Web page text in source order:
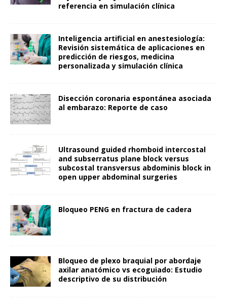
referencia en simulación clínica
Inteligencia artificial en anestesiología:
Revisión sistemática de aplicaciones en
predicción de riesgos, medicina
personalizada y simulación clínica
Disección coronaria espontánea asociada
al embarazo: Reporte de caso
Ultrasound guided rhomboid intercostal
and subserratus plane block versus
subcostal transversus abdominis block in
open upper abdominal surgeries
Bloqueo PENG en fractura de cadera
Bloqueo de plexo braquial por abordaje
axilar anatómico vs ecoguiado: Estudio
descriptivo de su distribución